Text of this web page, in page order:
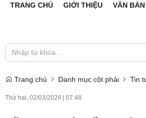
TRANG CHỦ GIỚI THIỆU VĂN BẢN
Trang chủ Danh mục cột phải Tin
Thứ hai, 02/03/2026 07:48